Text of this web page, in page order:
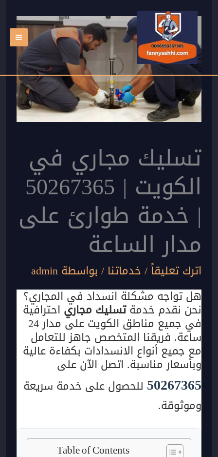
تخطي
المحتوى
تسليك مجاري في
الكويت | 50267365
| خدمة طوارئ على
مدار الساعة
اترك تعليقاً/خدماتنا / بواسطةadmin
هل تواجه مشكلة انسداد في المجاري؟
نحن نقدم خدمةتسليك مجاري احترافية
في جميع مناطق الكويت على مدار 24
ساعة. فريقنا المتخصص جاهز للتعامل
مع جميع أنواع الانسدادات بكفاءة عالية
وبأسعار مناسبة. اتصل الآن على
50267365 للحصول على خدمة سريعة
وموثوقة.
Table of Contents